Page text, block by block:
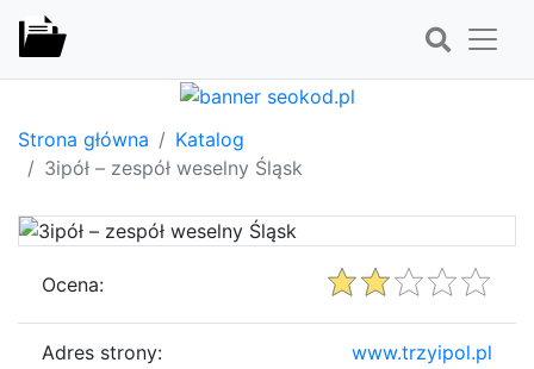
Strona główna
Katalog
3ipół – zespół weselny Śląsk
Ocena:
Adres strony: www.trzyipol.pl